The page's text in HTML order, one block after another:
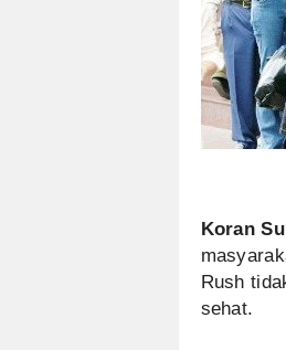
Koran
Rush
sehat.